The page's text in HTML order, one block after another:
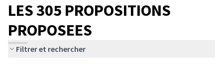
LES 305 PROPOSITIONS
PROPOSEES
Filtrer et rechercher